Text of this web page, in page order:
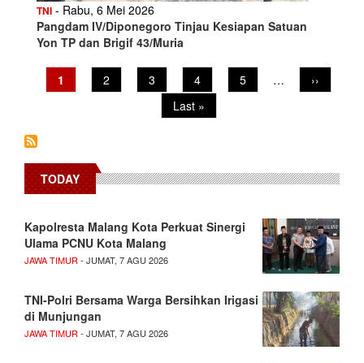
TNI - Rabu, 6 Mei 2026
Pangdam IV/Diponegoro Tinjau Kesiapan Satuan
Yon TP dan Brigif 43/Muria
Pagination
Current
page
1 Page
2 Page
3 Page
4 Page
5 …
Next
page
››
Last
page
Last »
TODAY
Kapolresta Malang Kota Perkuat Sinergi
Ulama PCNU Kota Malang
JAWA TIMUR - JUMAT, 7 AGU 2026
TNI-Polri Bersama Warga Bersihkan Irigasi
di Munjungan
JAWA TIMUR - JUMAT, 7 AGU 2026